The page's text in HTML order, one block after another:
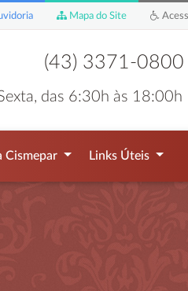
Mapa do Site
(43) 3371-0800
das 6:30h às 18:00h
Cismepar Links Úteis